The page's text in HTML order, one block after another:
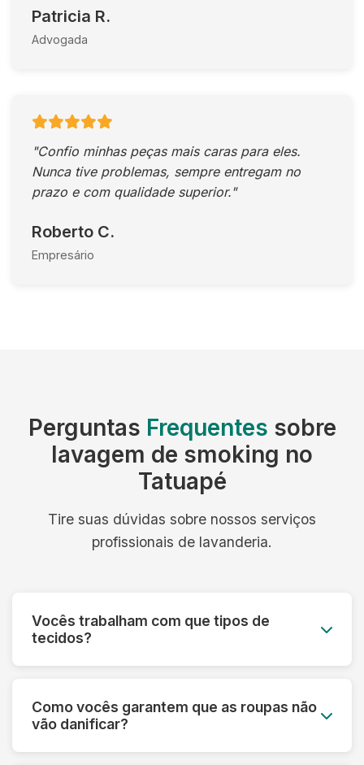
Patricia R.
Advogada
"Confio minhas peças mais caras para eles.
Nunca tive problemas, sempre entregam no
prazo e com qualidade superior."
Roberto C.
Empresário
Perguntas Frequentes sobre
lavagem de smoking no
Tatuapé
Tire suas dúvidas sobre nossos serviços
profissionais de lavanderia.
Vocês trabalham com que tipos de
tecidos?
tecidos sintéticos e técnicos. Cada material
Como vocês garantem que as roupas não
vão danificar?